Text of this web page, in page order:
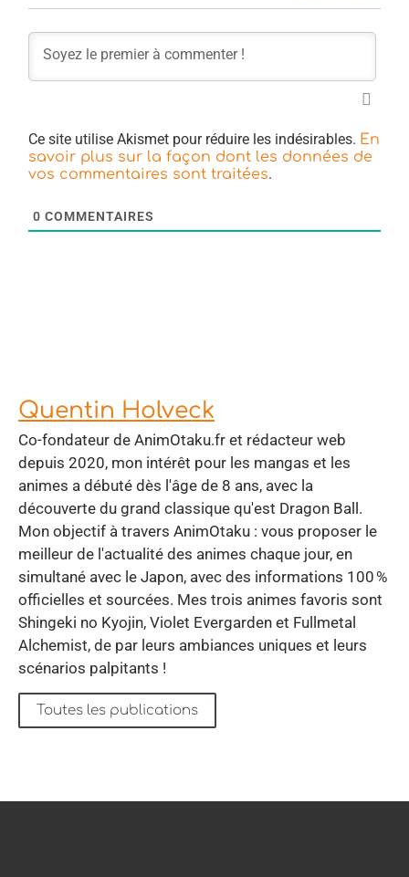
Ce site utilise Akismet pour réduire les indésirables. En
savoir plus sur la façon dont les données de
vos commentaires sont traitées.
0 COMMENTAIRES
Quentin Holveck
Co-fondateur de AnimOtaku.fr et rédacteur web
depuis 2020, mon intérêt pour les mangas et les
animes a débuté dès l'âge de 8 ans, avec la
découverte du grand classique qu'est Dragon Ball.
Mon objectif à travers AnimOtaku : vous proposer le
meilleur de l'actualité des animes chaque jour, en
simultané avec le Japon, avec des informations 100 %
officielles et sourcées. Mes trois animes favoris sont
Shingeki no Kyojin, Violet Evergarden et Fullmetal
Alchemist, de par leurs ambiances uniques et leurs
scénarios palpitants !
Toutes les publications